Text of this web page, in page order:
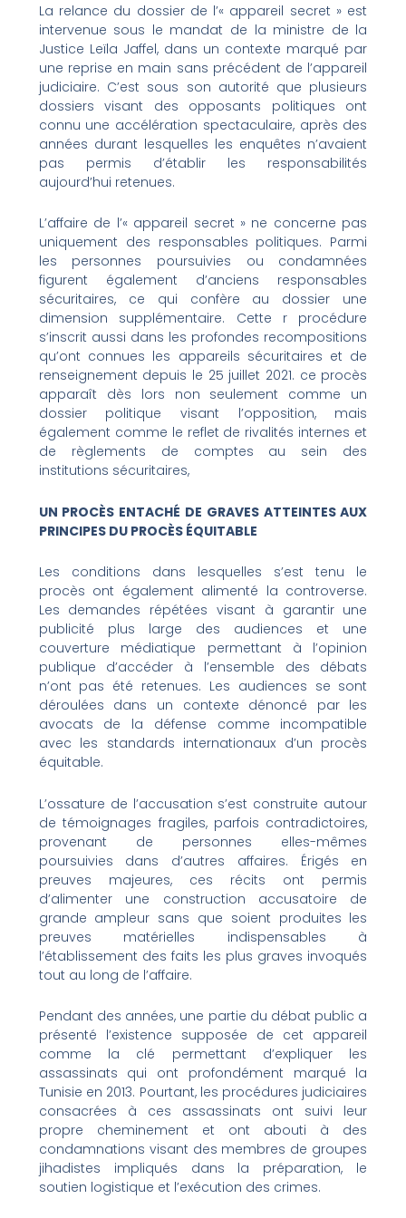
La relance du dossier de l’« appareil secret » est
intervenue sous le mandat de la ministre de la
Justice Leïla Jaffel, dans un contexte marqué par
une reprise en main sans précédent de l’appareil
judiciaire. C’est sous son autorité que plusieurs
dossiers visant des opposants politiques ont
connu une accélération spectaculaire, après des
années durant lesquelles les enquêtes n’avaient
pas permis d’établir les responsabilités
aujourd’hui retenues.
L’affaire de l’« appareil secret » ne concerne pas
uniquement des responsables politiques. Parmi
les personnes poursuivies ou condamnées
figurent également d’anciens responsables
sécuritaires, ce qui confère au dossier une
dimension supplémentaire. Cette r procédure
s’inscrit aussi dans les profondes recompositions
qu’ont connues les appareils sécuritaires et de
renseignement depuis le 25 juillet 2021. ce procès
apparaît dès lors non seulement comme un
dossier politique visant l’opposition, mais
également comme le reflet de rivalités internes et
de règlements de comptes au sein des
institutions sécuritaires,
UN PROCÈS ENTACHÉ DE GRAVES ATTEINTES AUX
PRINCIPES DU PROCÈS ÉQUITABLE
Les conditions dans lesquelles s’est tenu le
procès ont également alimenté la controverse.
Les demandes répétées visant à garantir une
publicité plus large des audiences et une
couverture médiatique permettant à l’opinion
publique d’accéder à l’ensemble des débats
n’ont pas été retenues. Les audiences se sont
déroulées dans un contexte dénoncé par les
avocats de la défense comme incompatible
avec les standards internationaux d’un procès
équitable.
L’ossature de l’accusation s’est construite autour
de témoignages fragiles, parfois contradictoires,
provenant de personnes elles-mêmes
poursuivies dans d’autres affaires. Érigés en
preuves majeures, ces récits ont permis
d’alimenter une construction accusatoire de
grande ampleur sans que soient produites les
preuves matérielles indispensables à
l’établissement des faits les plus graves invoqués
tout au long de l’affaire.
Pendant des années, une partie du débat public a
présenté l’existence supposée de cet appareil
comme la clé permettant d’expliquer les
assassinats qui ont profondément marqué la
Tunisie en 2013. Pourtant, les procédures judiciaires
consacrées à ces assassinats ont suivi leur
propre cheminement et ont abouti à des
condamnations visant des membres de groupes
jihadistes impliqués dans la préparation, le
soutien logistique et l’exécution des crimes.